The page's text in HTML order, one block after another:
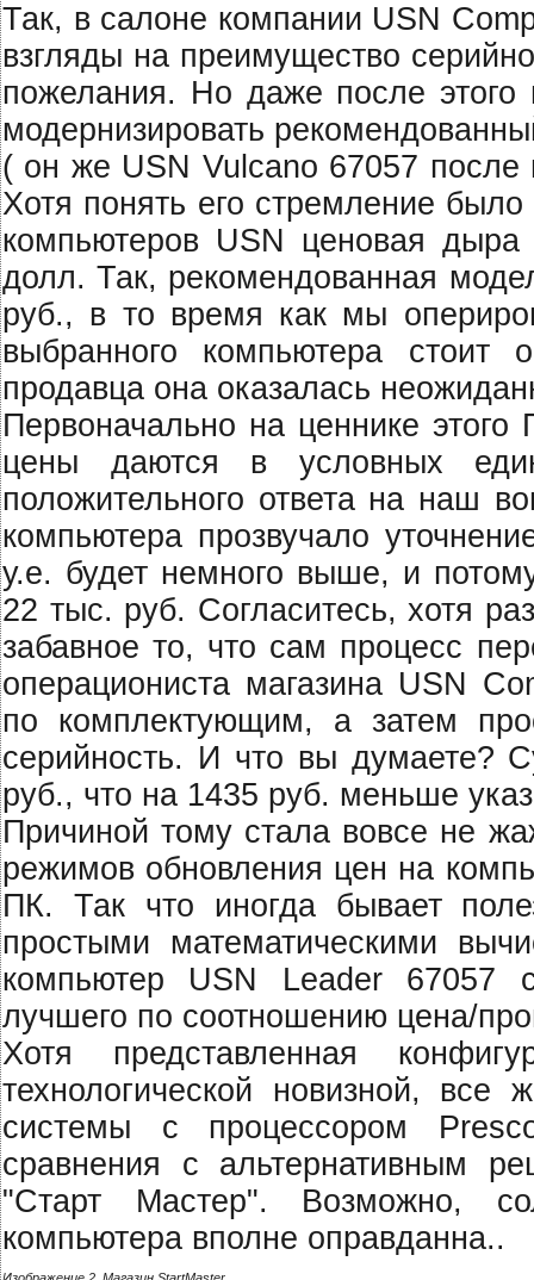
Так, в салоне компании USN
взгляды на преимущество
пожелания. Но даже после
модернизировать
( он же USN Vulcano 67057 после
Хотя понять его стремление
компьютеров USN ценовая
долл. Так, рекомендованная
руб., в то время как мы
выбранного компьютера стоит
продавца она оказалась
Первоначально на ценнике
цены даются в условных
положительного ответа на наш
компьютера прозвучало
у.е. будет немного выше, и
22 тыс. руб. Согласитесь, хотя
забавное то, что сам процесс
операциониста магазина USN
по комплектующим, а затем
серийность. И что вы думаете?
руб., что на 1435 руб. меньше
Причиной тому стала вовсе не
режимов обновления цен на
ПК. Так что иногда бывает
простыми математическими
компьютер USN Leader 67057
лучшего по соотношению цена/
Хотя представленная
технологической новизной, все
системы с процессором
сравнения с альтернативным
"Старт Мастер". Возможно,
компьютера вполне оправданна..